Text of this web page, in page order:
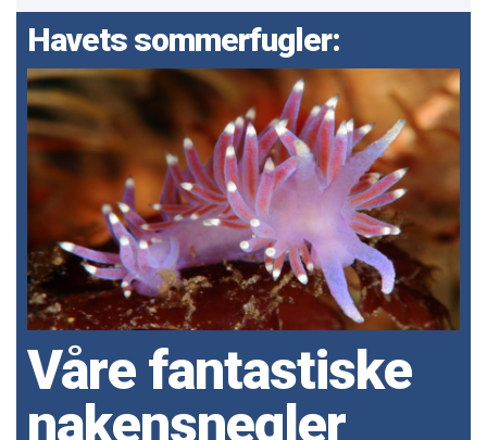
Havets sommerfugler:
Våre fantastiske
nakensnegler